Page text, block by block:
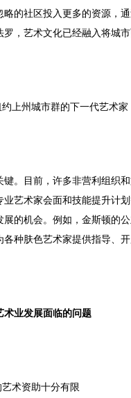
略的社区投入更多的资源，
，艺术文化已经融入将城
上州城市群的下一代艺术家
键。目前，许多非营利组织
业艺术家会面和技能提升计
展的机会。例如，金斯顿的
种肤色艺术家提供指导、开
术业发展面临的问题
术资助十分有限